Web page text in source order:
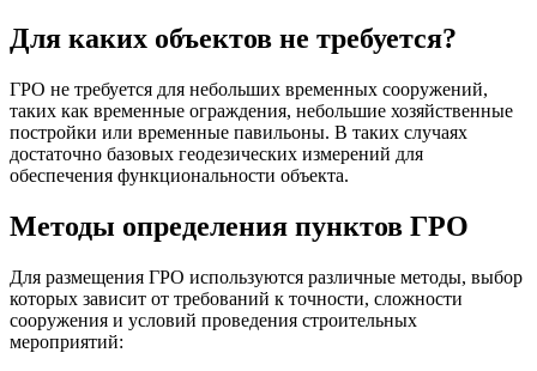
Для каких объектов не требуется?
ГРО не требуется для небольших временных сооружений,
таких как временные ограждения, небольшие хозяйственные
постройки или временные павильоны. В таких случаях
достаточно базовых геодезических измерений для
обеспечения функциональности объекта.
Методы определения пунктов ГРО
Для размещения ГРО используются различные методы, выбор
которых зависит от требований к точности, сложности
сооружения и условий проведения строительных
мероприятий: